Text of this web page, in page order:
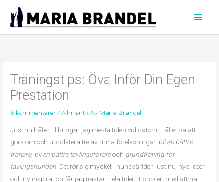
innehåll
Träningstips: Öva Inför Din Egen
Prestation
5 kommentarer /Allmänt / Av Maria Brandel
Just nu håller tillbringar jag mesta tiden vid datorn. Håller på att
göra om och uppdatera tre av mina föreläsningar, bli en bättre
tränare, bli en bättre tävlingsförareoch grundträning för
tävlingshunden. Det rör sig mycket i hundvärlden just nu, nya ideer
och ny inspiration får jag nästan hela tiden. Fördelen med att ha